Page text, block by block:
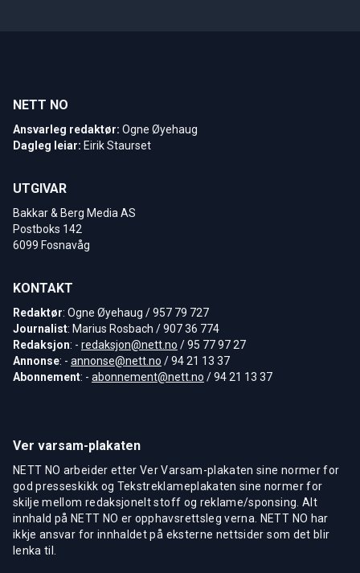
NETT NO
Ansvarleg redaktør: Ogne Øyehaug
Dagleg leiar: Eirik Staurset
UTGIVAR
Bakkar & Berg Media AS
Postboks 142
6099 Fosnavåg
KONTAKT
Redaktør: Ogne Øyehaug / 957 79 727
Journalist: Marius Rosbach / 907 36 774
Redaksjon: - redaksjon@nett.no / 95 77 97 27
Annonse: - annonse@nett.no / 94 21 13 37
Abonnement: - abonnement@nett.no / 94 21 13 37
Ver varsam-plakaten
NETT NO arbeider etter Ver Varsam-plakaten sine normer for
god presseskikk og Tekstreklameplakaten sine normer for
skilje mellom redaksjonelt stoff og reklame/sponsing. Alt
innhald på NETT NO er opphavsrettsleg verna. NETT NO har
ikkje ansvar for innhaldet på eksterne nettsider som det blir
lenka til.